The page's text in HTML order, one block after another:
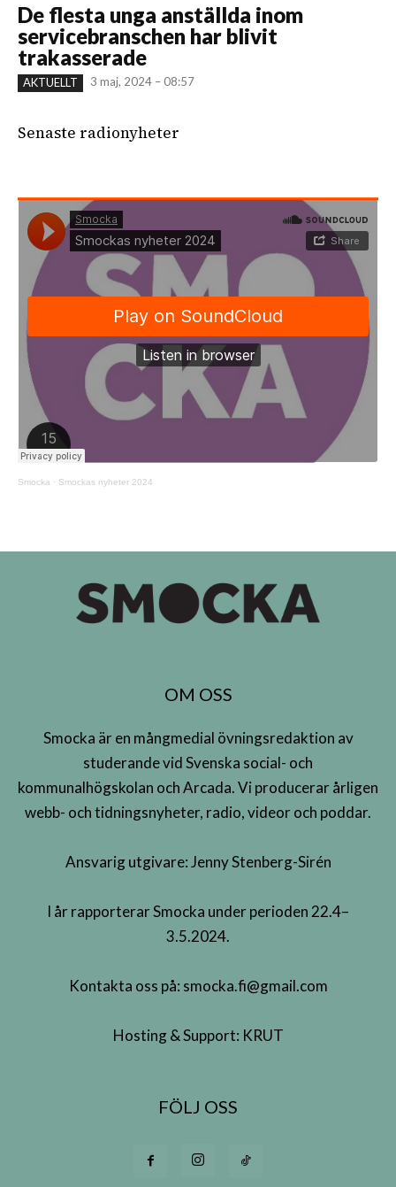
De flesta unga anställda inom
servicebranschen har blivit
trakasserade
AKTUELLT 3 maj, 2024 – 08:57
Senaste radionyheter
Smocka · Smockas nyheter 2024
OM OSS
Smocka är en mångmedial övningsredaktion av
studerande vid Svenska social- och
kommunalhögskolan och Arcada. Vi producerar årligen
webb- och tidningsnyheter, radio, videor och poddar.
Ansvarig utgivare: Jenny Stenberg-Sirén
I år rapporterar Smocka under perioden 22.4–
3.5.2024.
Kontakta oss på: smocka.fi@gmail.com
Hosting & Support: KRUT
FÖLJ OSS